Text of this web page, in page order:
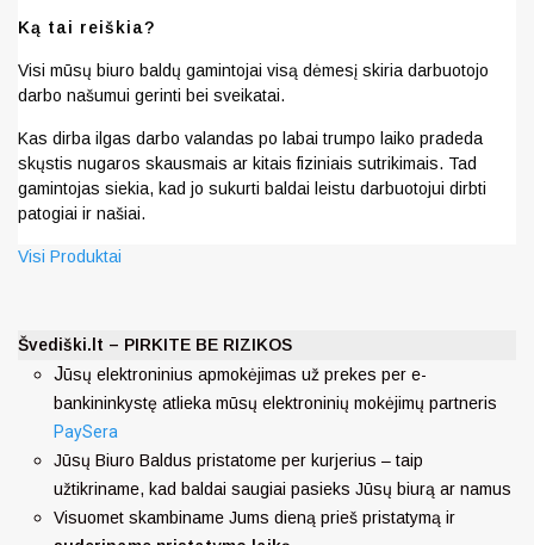
Ką tai reiškia?
Visi mūsų biuro baldų gamintojai visą dėmesį skiria darbuotojo
darbo našumui gerinti bei sveikatai.
Kas dirba ilgas darbo valandas po labai trumpo laiko pradeda
skųstis nugaros skausmais ar kitais fiziniais sutrikimais. Tad
gamintojas siekia, kad jo sukurti baldai leistu darbuotojui dirbti
patogiai ir našiai.
Visi Produktai
Švediški.lt – PIRKITE BE RIZIKOS
Jūsų elektroninius apmokėjimas už prekes per e-
bankininkystę atlieka mūsų elektroninių mokėjimų partneris
PaySera
Jūsų Biuro Baldus pristatome per kurjerius – taip
užtikriname, kad baldai saugiai pasieks Jūsų biurą ar namus
Visuomet skambiname Jums dieną prieš pristatymą ir